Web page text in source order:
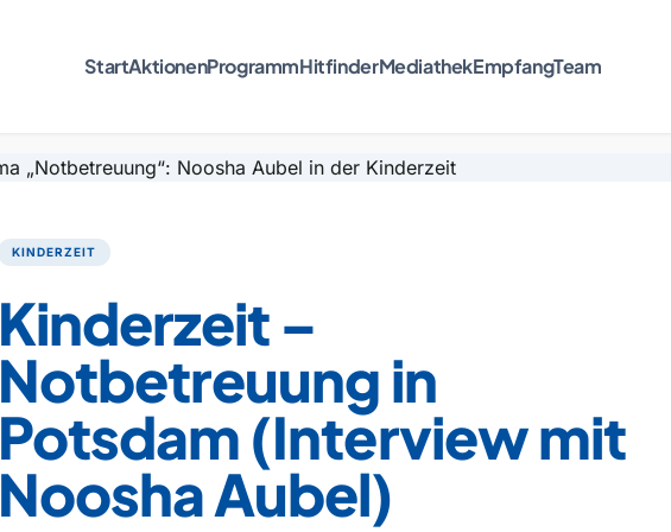
StartAktionenProgrammHitfinderMediathekEmpfangTeam
KINDERZEIT
Kinderzeit –
Notbetreuung in
Potsdam (Interview mit
Noosha Aubel)